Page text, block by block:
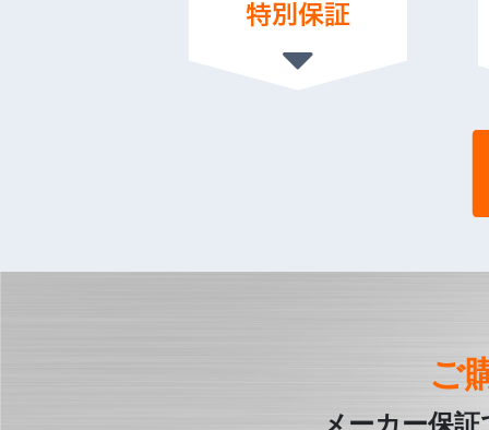
ご
メーカー保